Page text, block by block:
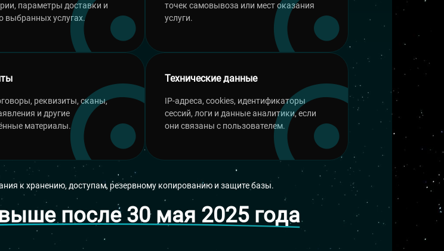
параметры доставки и
выбранных услугах.
точек самовывоза или мест оказания
услуги.
реквизиты, сканы,
и другие
материалы.
Технические данные
IP-адреса, cookies, идентификаторы
сессий, логи и данные аналитики, если
они связаны с пользователем.
к хранению, доступам, резервному копированию и защите базы.
после 30 мая 2025 года